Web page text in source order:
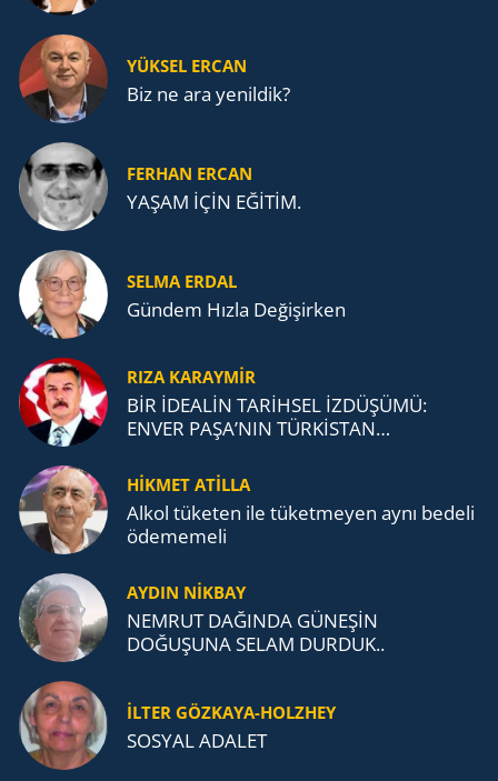
YÜKSEL ERCAN
Biz ne ara yenildik?
FERHAN ERCAN
YAŞAM İÇİN EĞİTİM.
SELMA ERDAL
Gündem Hızla Değişirken
RIZA KARAYMIR
BİR İDEALİN TARİHSEL İZDÜŞÜMÜ:
ENVER PAŞA’NIN TÜRKİSTAN
TEŞKİLATI’NA UZANAN MİRASI
HİKMET ATİLLA
Alkol tü­ke­ten ile tü­ket­me­yen aynı be­de­li
öde­me­me­li
AYDIN NİKBAY
NEMRUT DAĞINDA GÜNEŞİN
DOĞUŞUNA SELAM DURDUK..
İLTER GÖZKAYA-HOLZHEY
SOSYAL ADALET